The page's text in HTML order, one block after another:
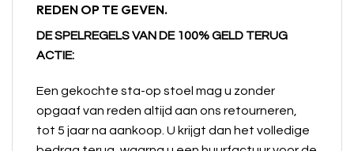
REDEN OP TE GEVEN.
DE SPELREGELS VAN DE 100% GELD TERUG
ACTIE:
Een gekochte sta-op stoel mag u zonder
opgaaf van reden altijd aan ons retourneren,
tot 5 jaar na aankoop. U krijgt dan het volledige